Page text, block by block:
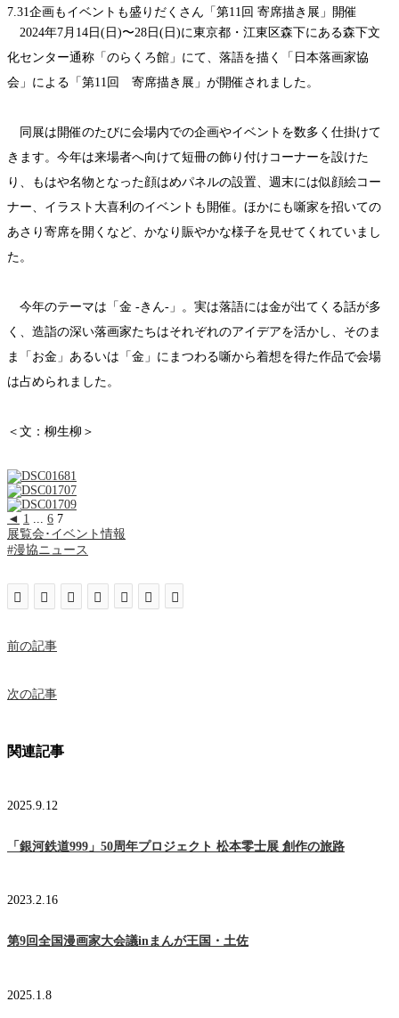
7.31企画もイベントも盛りだくさん「第11回 寄席描き展」開催
2024年7月14日(日)〜28日(日)に東京都・江東区森下にある森下文
化センター通称「のらくろ館」にて、落語を描く「日本落画家協
会」による「第11回 寄席描き展」が開催されました。
同展は開催のたびに会場内での企画やイベントを数多く仕掛けて
きます。今年は来場者へ向けて短冊の飾り付けコーナーを設けた
り、もはや名物となった顔はめパネルの設置、週末には似顔絵コー
ナー、イラスト大喜利のイベントも開催。ほかにも噺家を招いての
あさり寄席を開くなど、かなり賑やかな様子を見せてくれていまし
た。
今年のテーマは「金 -きん-」。実は落語には金が出てくる話が多
く、造詣の深い落画家たちはそれぞれのアイデアを活かし、そのま
ま「お金」あるいは「金」にまつわる噺から着想を得た作品で会場
は占められました。
＜文：柳生柳＞
◄ 1 ... 6 7
展覧会･イベント情報
#漫協ニュース
前の記事
次の記事
関連記事
2025.9.12
「銀河鉄道999」50周年プロジェクト 松本零士展 創作の旅路
2023.2.16
第9回全国漫画家大会議inまんが王国・土佐
2025.1.8